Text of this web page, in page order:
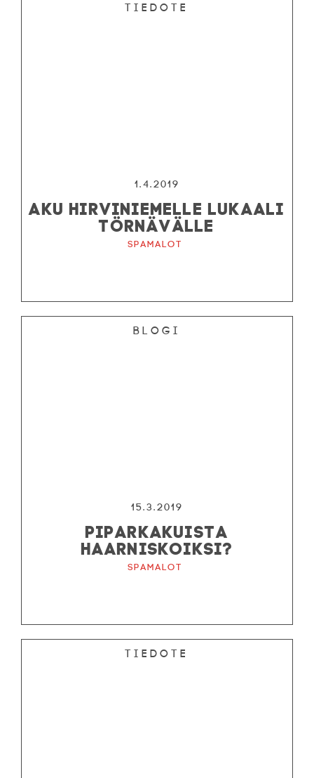
Tiedote
1.4.2019
AKU HIRVINIEMELLE LUKAALI
TÖRNÄVÄLLE
Spamalot
Blogi
15.3.2019
PIPARKAKUISTA
HAARNISKOIKSI?
Spamalot
Tiedote